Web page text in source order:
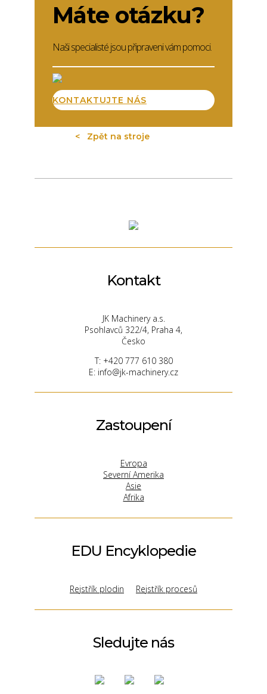
Máte otázku?
Naši specialisté jsou připraveni vám pomoci.
KONTAKTUJTE NÁS
Zpět na stroje
Kontakt
JK Machinery a.s.
Psohlavců 322/4, Praha 4,
Česko
T: +420 777 610 380
E: info@jk-machinery.cz
Zastoupení
Evropa
Severní Amerika
Asie
Afrika
EDU Encyklopedie
Rejstřík plodin Rejstřík procesů
Sledujte nás